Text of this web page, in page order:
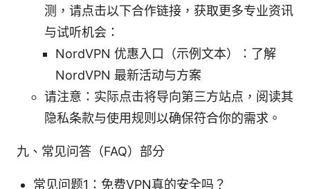
测，请点击以下合作链接，获取更多专业资讯
与试听机会：
NordVPN 优惠入口（示例文本）：了解
NordVPN 最新活动与方案
请注意：实际点击将导向第三方站点，阅读其
隐私条款与使用规则以确保符合你的需求。
九、常见问答（FAQ）部分
常见问题1：免费VPN真的安全吗？